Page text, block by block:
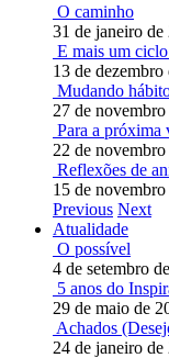
O caminho
31 de janeiro de
E mais um ciclo
13 de dezembro
Mudando
27 de
Para a próxima
22 de
Reflexões de
15 de
Previous Next
Atualidade
O possível
4 de setembro
5 anos do
29 de maio de
Achados
24 de janeiro de